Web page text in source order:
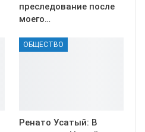
преследование после
моего…
ОБЩЕСТВО
Ренато Усатый: В